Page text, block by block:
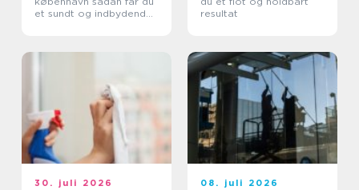
et sundt og indbydende
resultat
30. juli 2026 08. juli 2026